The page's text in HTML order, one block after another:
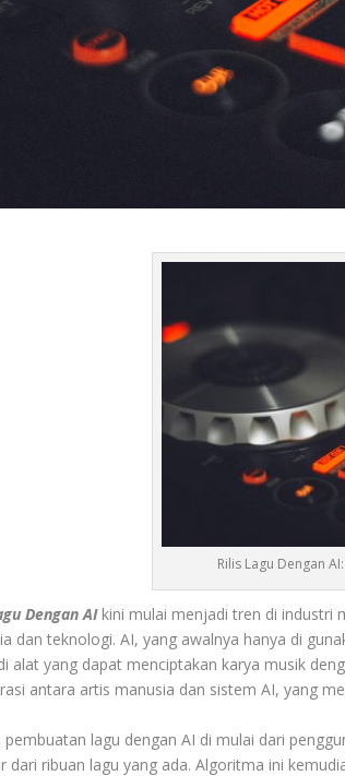
Rilis Lagu Dengan
Dengan AIkini mulai menjadi tren di industri
dan teknologi. AI, yang awalnya hanya di
alat yang dapat menciptakan karya musik
antara artis manusia dan sistem AI, yang
pembuatan lagu dengan AI di mulai dari
dari ribuan lagu yang ada. Algoritma ini